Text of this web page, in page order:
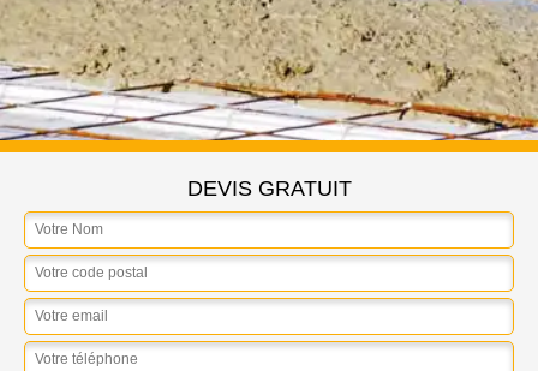
DEVIS GRATUIT